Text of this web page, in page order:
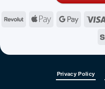
RevolutApple
Google
Privacy Policy